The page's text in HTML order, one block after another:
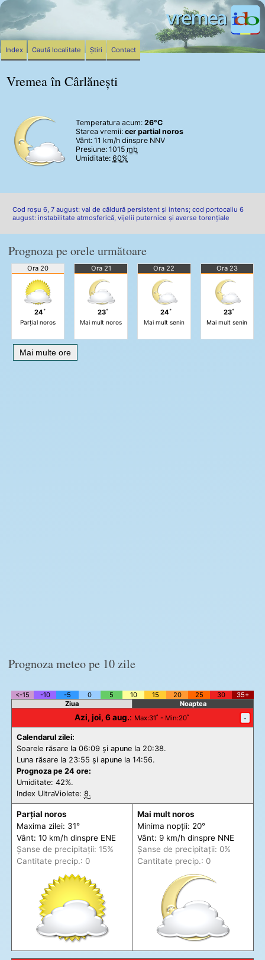
Vremea în Cârlănești
Temperatura acum: 26°C
Starea vremii: cer partial noros
Vânt: 11 km/h dinspre NNV
Presiune: 1015 mb
Umiditate: 60%
Cod roșu 6, 7 august: val de căldură persistent și intens; cod portocaliu 6
august: instabilitate atmosferică, vijelii puternice și averse torențiale
Prognoza pe orele următoare
Ora 20
24˚
Parțial noros
Ora 21
23˚
Mai mult noros
Ora 22
24˚
Mai mult senin
Ora 23
23˚
Mai mult senin
Mai multe ore
Prognoza meteo pe 10 zile
<-15 -10 -5 0 5 10 15 20 25 30
35+
Ziua
Noaptea
Azi, joi, 6 aug.: Max:31˚ - Min:20˚ -
Calendarul zilei:
Soarele răsare la 06:09 și apune la 20:38.
Luna răsare la 23:55 și apune la 14:56.
Prognoza pe 24 ore:
Umiditate: 42%.
Index UltraViolete: 8.
Parțial noros
Maxima zilei: 31°
Vânt: 10 km/h dinspre ENE
Șanse de precipitații: 15%
Cantitate precip.: 0
Mai mult noros
Minima nopții: 20°
Vânt: 9 km/h dinspre NNE
Șanse de precipitații: 0%
Cantitate precip.: 0
Index Caută localitate Știri Contact